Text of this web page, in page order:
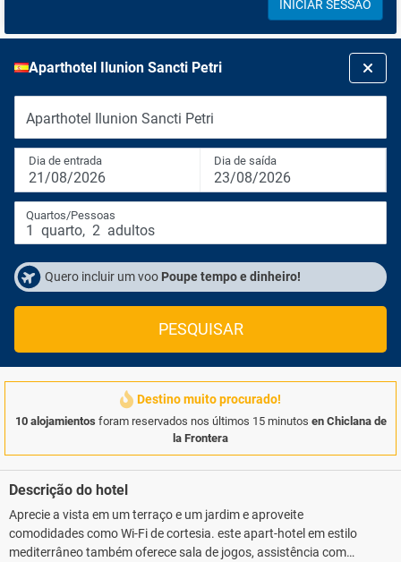
INICIAR SESSÃO
Aparthotel Ilunion Sancti Petri
Aparthotel Ilunion Sancti Petri
Dia de entrada
21/08/2026
Dia de saída
23/08/2026
Quartos/Pessoas
1 quarto, 2 adultos
Quero incluir um voo Poupe tempo e dinheiro!
PESQUISAR
Destino muito procurado!
10 alojamientos foram reservados nos últimos 15 minutos en Chiclana de
la Frontera
Descrição do hotel
Aprecie a vista em um terraço e um jardim e aproveite
comodidades como Wi-Fi de cortesia. este apart-hotel em estilo
mediterrâneo também oferece sala de jogos, assistência com